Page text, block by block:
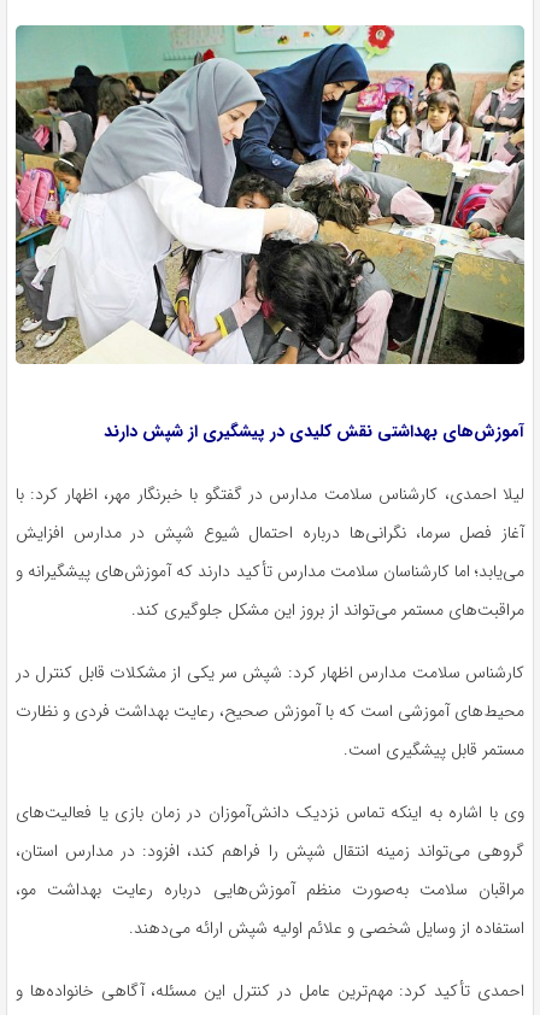
آموزش‌های بهداشتی نقش کلیدی در پیشگیری از شپش دارند
لیلا احمدی، کارشناس سلامت مدارس در گفتگو با خبرنگار مهر، اظهار کرد: با
آغاز فصل سرما، نگرانی‌ها درباره احتمال شیوع شپش در مدارس افزایش
می‌یابد؛ اما کارشناسان سلامت مدارس تأکید دارند که آموزش‌های پیشگیرانه و
مراقبت‌های مستمر می‌تواند از بروز این مشکل جلوگیری کند.
کارشناس سلامت مدارس اظهار کرد: شپش سر یکی از مشکلات قابل کنترل در
محیط‌های آموزشی است که با آموزش صحیح، رعایت بهداشت فردی و نظارت
مستمر قابل پیشگیری است.
وی با اشاره به اینکه تماس نزدیک دانش‌آموزان در زمان بازی یا فعالیت‌های
گروهی می‌تواند زمینه انتقال شپش را فراهم کند، افزود: در مدارس استان،
مراقبان سلامت به‌صورت منظم آموزش‌هایی درباره رعایت بهداشت مو،
استفاده از وسایل شخصی و علائم اولیه شپش ارائه می‌دهند.
احمدی تأکید کرد: مهم‌ترین عامل در کنترل این مسئله، آگاهی خانواده‌ها و